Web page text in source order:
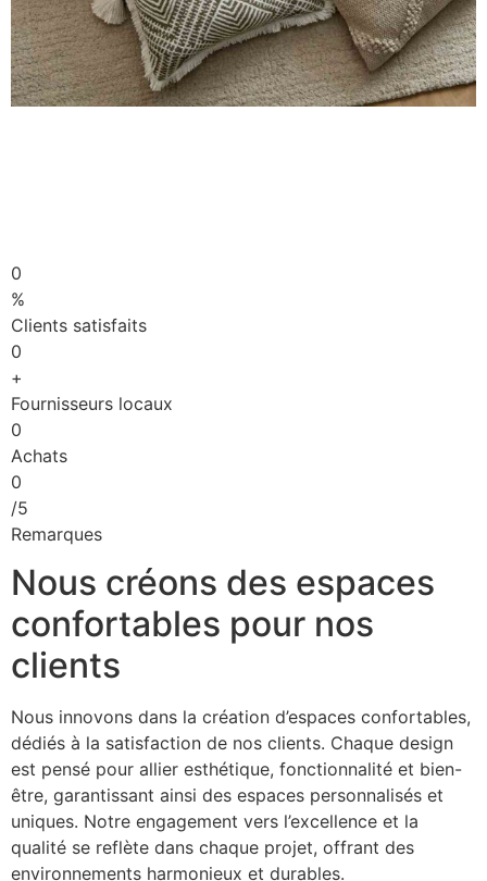
0
%
Clients satisfaits
0
+
Fournisseurs locaux
0
Achats
0
/5
Remarques
Nous créons des espaces
confortables pour nos
clients
Nous innovons dans la création d’espaces confortables,
dédiés à la satisfaction de nos clients. Chaque design
est pensé pour allier esthétique, fonctionnalité et bien-
être, garantissant ainsi des espaces personnalisés et
uniques. Notre engagement vers l’excellence et la
qualité se reflète dans chaque projet, offrant des
environnements harmonieux et durables.